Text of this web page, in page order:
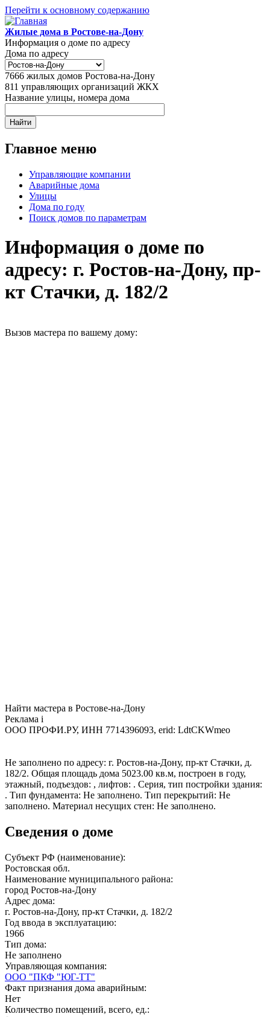
Перейти к основному содержанию
Жилые дома в Ростове-на-Дону
Информация о доме по адресу
Дома по адресу
7666 жилых домов Ростова-на-Дону
811 управляющих организаций ЖКХ
Название улицы, номера дома
Главное меню
Управляющие компании
Аварийные дома
Улицы
Дома по году
Поиск домов по параметрам
Информация о доме по
адресу: г. Ростов-на-Дону, пр-
кт Стачки, д. 182/2
Вызов мастера по вашему дому:
Найти мастера в Ростове-на-Дону
Реклама i
ООО ПРОФИ.РУ, ИНН 7714396093, erid: LdtCKWmeo
Не заполнено по адресу: г. Ростов-на-Дону, пр-кт Стачки, д.
182/2. Общая площадь дома 5023.00 кв.м, построен в году,
этажный, подъездов: , лифтов: . Серия, тип постройки здания:
. Тип фундамента: Не заполнено. Тип перекрытий: Не
заполнено. Материал несущих стен: Не заполнено.
Сведения о доме
Субъект РФ (наименование):
Ростовская обл.
Наименование муниципального района:
город Ростов-на-Дону
Адрес дома:
г. Ростов-на-Дону, пр-кт Стачки, д. 182/2
Год ввода в эксплуатацию:
1966
Тип дома:
Не заполнено
Управляющая компания:
ООО "ПКФ "ЮГ-ТТ"
Факт признания дома аварийным:
Нет
Количество помещений, всего, ед.: